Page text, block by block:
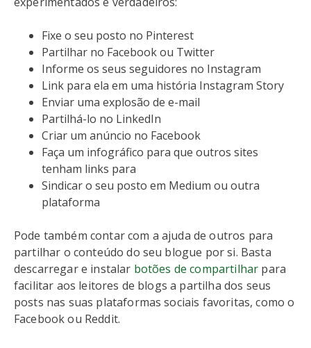
Fixe o seu posto no Pinterest
Partilhar no Facebook ou Twitter
Informe os seus seguidores no Instagram
Link para ela em uma história Instagram Story
Enviar uma explosão de e-mail
Partilhá-lo no LinkedIn
Criar um anúncio no Facebook
Faça um infográfico para que outros sites
tenham links para
Sindicar o seu posto em Medium ou outra
plataforma
Pode também contar com a ajuda de outros para
partilhar o conteúdo do seu blogue por si. Basta
descarregar e instalar botões de compartilhar para
facilitar aos leitores de blogs a partilha dos seus
posts nas suas plataformas sociais favoritas, como o
Facebook ou Reddit.